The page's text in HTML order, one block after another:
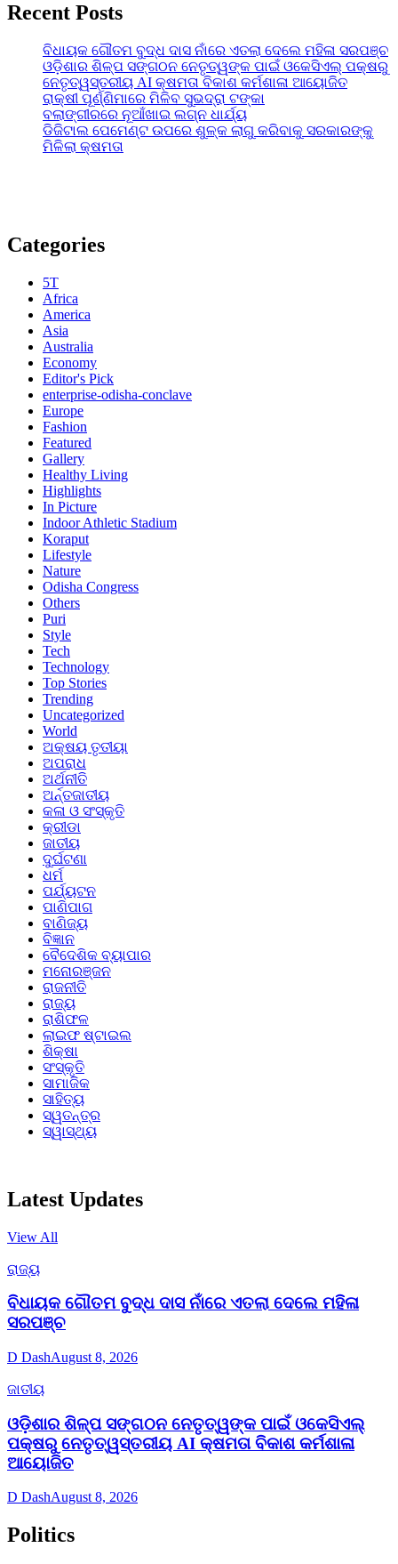
Recent Posts
ବିଧାୟକ ଗୌତମ ବୁଦ୍ଧ ଦାସ ନାଁରେ ଏତଲା ଦେଲେ ମହିଳା ସରପଞ୍ଚ
ଓଡ଼ିଶାର ଶିଳ୍ପ ସଙ୍ଗଠନ ନେତୃତ୍ୱଙ୍କ ପାଇଁ ଓକେସିଏଲ୍ ପକ୍ଷରୁ
ନେତୃତ୍ୱସ୍ତରୀୟ AI କ୍ଷମତା ବିକାଶ କର୍ମଶାଳା ଆୟୋଜିତ
ରାକ୍ଷୀ ପୂର୍ଣ୍ଣିମାରେ ମିଳିବ ସୁଭଦ୍ରା ଟଙ୍କା
ବଲାଙ୍ଗୀରରେ ନୂଆଁଖାଇ ଲଗ୍ନ ଧାର୍ଯ୍ୟ
ଡିଜିଟାଲ ପେମେଣ୍ଟ ଉପରେ ଶୁଳ୍କ ଲାଗୁ କରିବାକୁ ସରକାରଙ୍କୁ
ମିଳିଲା କ୍ଷମତା
Categories
5T
Africa
America
Asia
Australia
Economy
Editor's Pick
enterprise-odisha-conclave
Europe
Fashion
Featured
Gallery
Healthy Living
Highlights
In Picture
Indoor Athletic Stadium
Koraput
Lifestyle
Nature
Odisha Congress
Others
Puri
Style
Tech
Technology
Top Stories
Trending
Uncategorized
World
ଅକ୍ଷୟ ତୃତୀୟା
ଅପରାଧ
ଅର୍ଥନୀତି
ଅର୍ନ୍ତଜାତୀୟ
କଳା ଓ ସଂସ୍କୃତି
କ୍ରୀଡା
ଜାତୀୟ
ଦୁର୍ଘଟଣା
ଧର୍ମ
ପର୍ଯ୍ୟଟନ
ପାଣିପାଗ
ବାଣିଜ୍ୟ
ବିଜ୍ଞାନ
ବୈଦେଶିକ ବ୍ୟାପାର
ମନୋରଞ୍ଜନ
ରାଜନୀତି
ରାଜ୍ୟ
ରାଶିଫଳ
ଲାଇଫ ଷ୍ଟାଇଲ
ଶିକ୍ଷା
ସଂସ୍କୃତି
ସାମାଜିକ
ସାହିତ୍ୟ
ସ୍ୱତନ୍ତ୍ର
ସ୍ୱାସ୍ଥ୍ୟ
Latest Updates
View All
ରାଜ୍ୟ
ବିଧାୟକ ଗୌତମ ବୁଦ୍ଧ ଦାସ ନାଁରେ ଏତଲା ଦେଲେ ମହିଳା
ସରପଞ୍ଚ
D DashAugust 8, 2026
ଜାତୀୟ
ଓଡ଼ିଶାର ଶିଳ୍ପ ସଙ୍ଗଠନ ନେତୃତ୍ୱଙ୍କ ପାଇଁ ଓକେସିଏଲ୍
ପକ୍ଷରୁ ନେତୃତ୍ୱସ୍ତରୀୟ AI କ୍ଷମତା ବିକାଶ କର୍ମଶାଳା
ଆୟୋଜିତ
D DashAugust 8, 2026
Politics